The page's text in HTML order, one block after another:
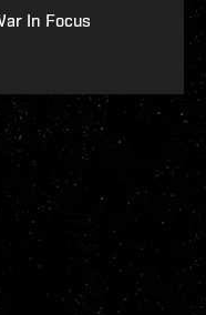
In Focus